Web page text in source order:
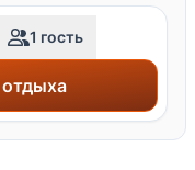
1 гость